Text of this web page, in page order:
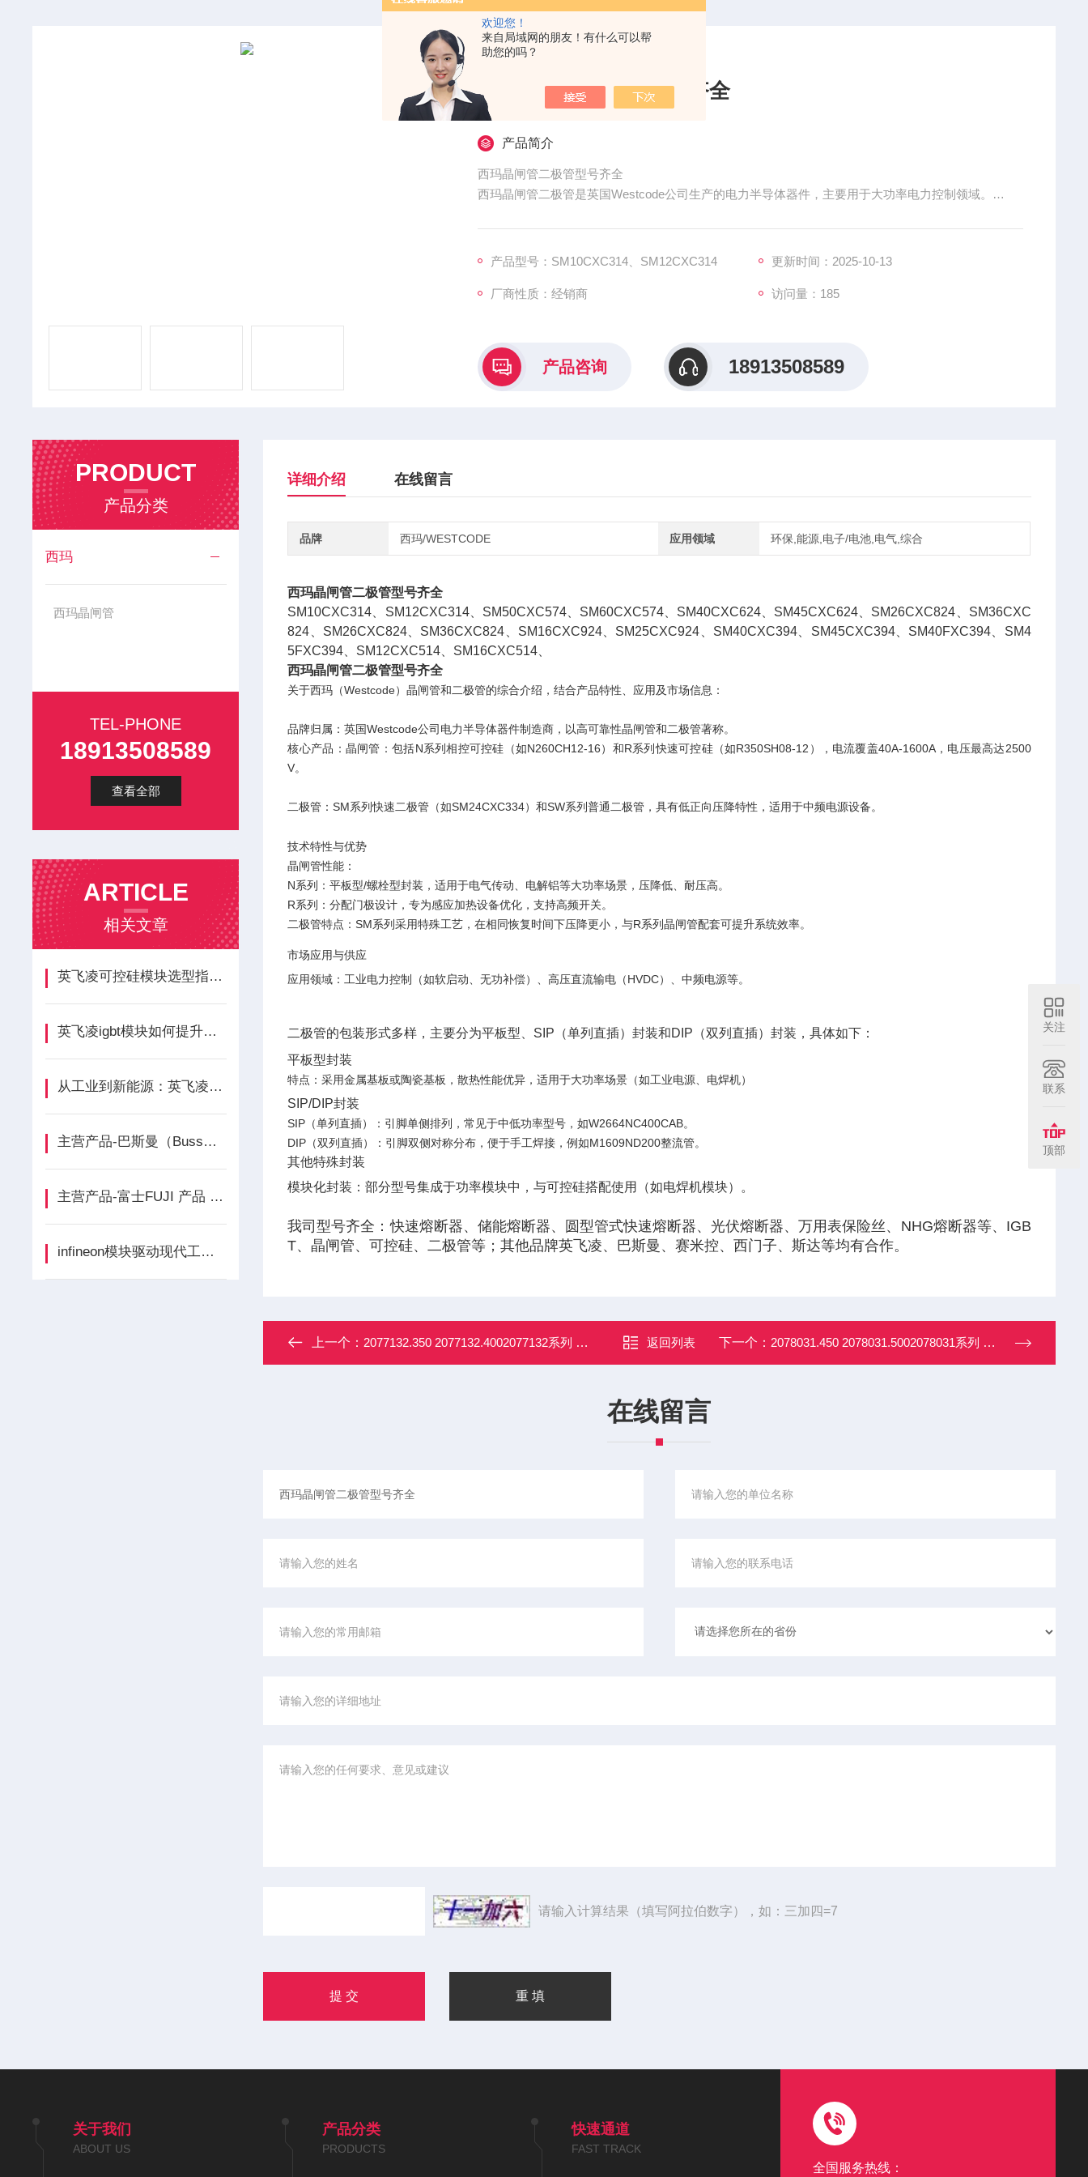
欢迎您！
来自局域网的朋友！有什么可以帮
助您的吗？
西玛晶闸管二极管型号齐全
产品简介
西玛晶闸管二极管型号齐全
西玛晶闸管二极管是英国Westcode公司生产的电力半导体器件，主要用于大功率电力控制领域。
产品型号：SM10CXC314、SM12CXC314
更新时间：2025-10-13
厂商性质：经销商 访问量：185
产品咨询 18913508589
PRODUCT
产品分类
西玛
西玛晶闸管
TEL-PHONE
18913508589
查看全部
ARTICLE
相关文章
英飞凌可控硅模块选型指南：精准匹配应用需求的关键步骤
英飞凌igbt模块如何提升逆变器效率？应用案例与技术优势
从工业到新能源：英飞凌二极管模块应用全解析
主营产品-巴斯曼（Bussmann）产品介绍
主营产品-富士FUJI 产品 品牌介绍
infineon模块驱动现代工业与数字未来的核心引擎
详细介绍 在线留言
品牌 西玛/WESTCODE 应用领域 环保,能源,电子/电池,电气,综合
西玛晶闸管二极管型号齐全
SM10CXC314、SM12CXC314、SM50CXC574、SM60CXC574、SM40CXC624、SM45CXC624、SM26CXC824、SM36CXC
824、SM26CXC824、SM36CXC824、SM16CXC924、SM25CXC924、SM40CXC394、SM45CXC394、SM40FXC394、SM4
5FXC394、SM12CXC514、SM16CXC514、
西玛晶闸管二极管型号齐全
关于西玛（Westcode）晶闸管和二极管的综合介绍，结合产品特性、应用及市场信息：
品牌归属‌：英国Westcode公司电力半导体器件制造商，以高可靠性晶闸管和二极管著称。
核心产品‌：‌晶闸管‌：包括N系列相控可控硅（如N260CH12-16）和R系列快速可控硅（如R350SH08-12），电流覆盖40A-1600A，电压最高达2500
V。
‌二极管‌：SM系列快速二极管（如SM24CXC334）和SW系列普通二极管，具有低正向压降特性，适用于中频电源设备。
技术特性与优势
晶闸管性能‌：
‌N系列‌：平板型/螺栓型封装，适用于电气传动、电解铝等大功率场景，压降低、耐压高。
‌R系列‌：分配门极设计，专为感应加热设备优化，支持高频开关。
二极管特点‌：SM系列采用特殊工艺，在相同恢复时间下压降更小，与R系列晶闸管配套可提升系统效率。
市场应用与供应‌
应用领域‌：工业电力控制（如软启动、无功补偿）、高压直流输电（HVDC）、中频电源等。
二极管的包装形式多样，主要分为‌平板型‌、‌SIP（单列直插）封装‌和‌DIP（双列直插）封装‌，具体如下：
平板型封装
‌特点‌：采用金属基板或陶瓷基板，散热性能优异，适用于大功率场景（如工业电源、电焊机）‌
SIP/DIP封装‌
SIP（单列直插）‌：引脚单侧排列，常见于中低功率型号，如W2664NC400CAB‌。
DIP（双列直插）‌：引脚双侧对称分布，便于手工焊接，例如M1609ND200整流管‌。
其他特殊封装‌
模块化封装‌：部分型号集成于功率模块中，与可控硅搭配使用（如电焊机模块）‌。
我司型号齐全：快速熔断器、储能熔断器、圆型管式快速熔断器、光伏熔断器、万用表保险丝、NHG熔断器等、IGB
T、晶闸管、可控硅、二极管等；其他品牌英飞凌、巴斯曼、赛米控、西门子、斯达等均有合作。
上一个： 2077132.350 2077132.4002077132系列 西霸半导体快速熔断器 返回列表 下一个： 2078031.450 2078031.5002078031系列 西霸半导体快速熔断器
在线留言
请输入计算结果（填写阿拉伯数字），如：三加四=7
全国服务热线：
关于我们
ABOUT US
产品分类
PRODUCTS
快速通道
FAST TRACK
关注
联系
顶部